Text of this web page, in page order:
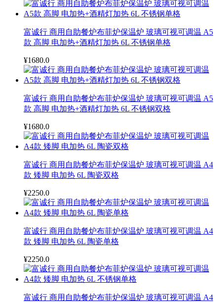
富诚行 商用自助餐炉布菲炉保温炉 玻璃可视可调温 A5
款 高脚 电加热+酒精灯加热 6L 不锈钢单格
¥1680.0
富诚行 商用自助餐炉布菲炉保温炉 玻璃可视可调温 A5
款 高脚 电加热+酒精灯加热 6L 不锈钢双格
¥1680.0
富诚行 商用自助餐炉布菲炉保温炉 玻璃可视可调温 A4
款 矮脚 电加热 6L 陶瓷双格
¥2250.0
富诚行 商用自助餐炉布菲炉保温炉 玻璃可视可调温 A4
款 矮脚 电加热 6L 陶瓷单格
¥2250.0
富诚行 商用自助餐炉布菲炉保温炉 玻璃可视可调温 A4